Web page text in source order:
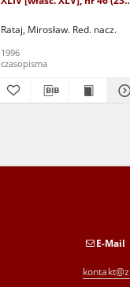
Rataj, Mirosław. Red. nacz.
1996
czasopisma
E-Mail